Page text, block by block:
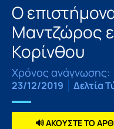
Ο
Μαντζώρος
Κορίνθου
Χρόνος ανάγνωσης:
23/12/2019 Δελτία
🔊 ΑΚΟΥΣΤΕ ΤΟ